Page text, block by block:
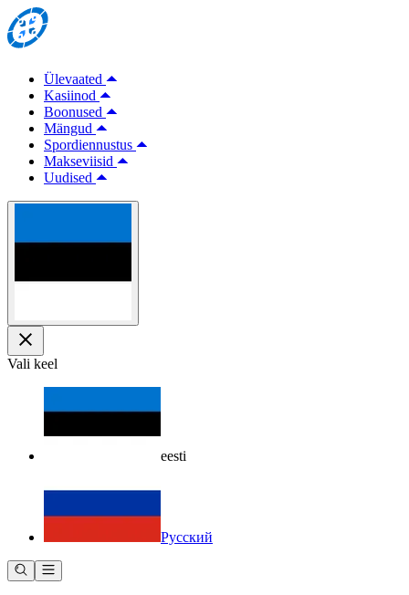
Ülevaated
Kasiinod
Boonused
Mängud
Spordiennustus
Makseviisid
Uudised
Vali keel
eesti
Русский